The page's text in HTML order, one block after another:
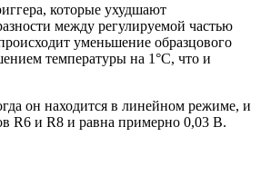
которые ухудшают
между регулируемой частью
уменьшение образцового
температуры на 1°С, что и
он находится в линейном режиме, и
R6 и R8 и равна примерно 0,03 В.